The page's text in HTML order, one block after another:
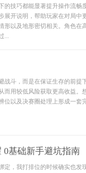
的技巧都能显著提升操作流畅
展开说明，帮助玩家在对局中
形以及地形密切相关。角色在
...
战斗，而是在保证生存的前提
而用较低风险获取更高收益。
位以及决赛圈处理上形成一套
0基础新手避坑指南
定，我打排位的时候确实也发